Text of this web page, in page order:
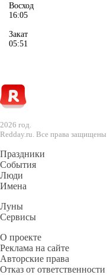
Восход
16:05
Закат
05:51
2026 год.
Redday.ru. Все права защищены
Праздники
События
Люди
Имена
Луны
Сервисы
О проекте
Реклама на сайте
Авторские права
Отказ от ответственности